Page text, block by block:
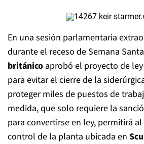
En una sesión parlamentaria
durante el receso de Semana
británico aprobó el proyecto de
para evitar el cierre de la
proteger miles de puestos de
medida, que solo requiere la
para convertirse en ley, permitirá
control de la planta ubicada en